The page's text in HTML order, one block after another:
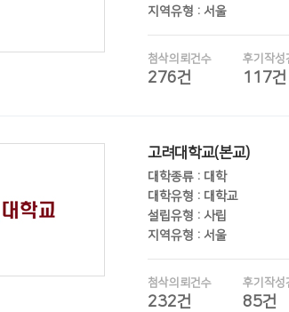
지역유형 : 서울
첨삭의뢰건수
276건
후기작성
117건
고려대학교(본교)
대학종류 : 대학
대학유형 : 대학교
설립유형 : 사립
지역유형 : 서울
첨삭의뢰건수
232건
후기작성
85건